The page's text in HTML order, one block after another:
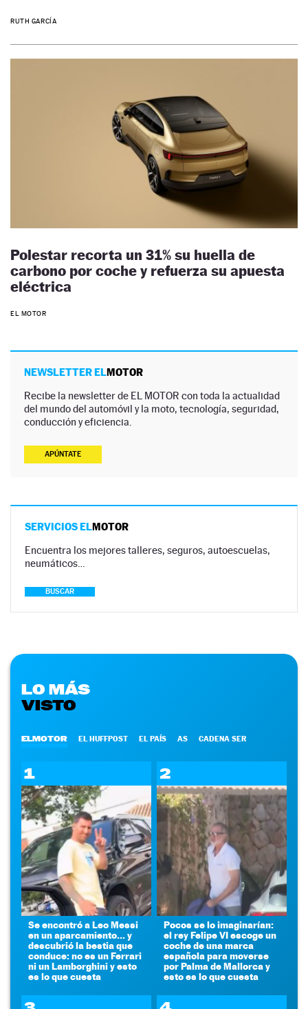
RUTH GARCÍA
Polestar recorta un 31% su huella de
carbono por coche y refuerza su apuesta
eléctrica
EL MOTOR
NEWSLETTER ELMOTOR
Recibe la newsletter de EL MOTOR con toda la actualidad
del mundo del automóvil y la moto, tecnología, seguridad,
conducción y eficiencia.
APÚNTATE
SERVICIOS ELMOTOR
Encuentra los mejores talleres, seguros, autoescuelas,
neumáticos…
BUSCAR
LO MÁS
VISTO
ELMOTOR EL HUFFPOST EL PAÍS AS CADENA SER
1
Se encontró a Leo Messi
en un aparcamiento... y
descubrió la bestia que
conduce: no es un Ferrari
ni un Lamborghini y esto
es lo que cuesta
2
Pocos se lo imaginarían:
el rey Felipe VI escoge un
coche de una marca
española para moverse
por Palma de Mallorca y
esto es lo que cuesta